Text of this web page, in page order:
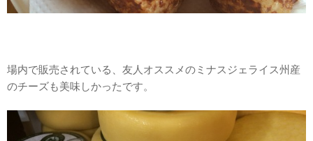
場内で販売されている、友人オススメのミナスジェライス州産
のチーズも美味しかったです。